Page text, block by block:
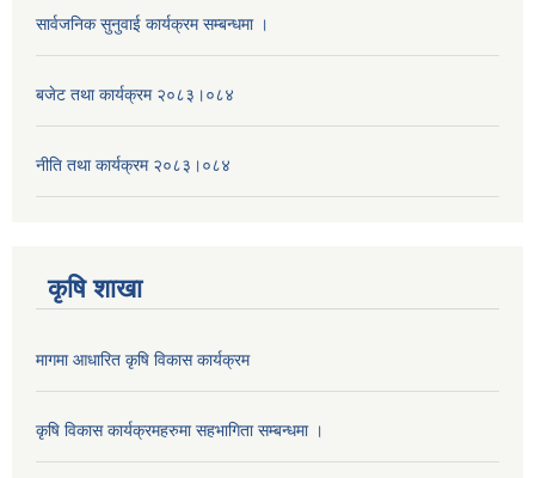
सार्वजनिक सुनुवाई कार्यक्रम सम्बन्धमा ।
बजेट तथा कार्यक्रम २०८३।०८४
नीति तथा कार्यक्रम २०८३।०८४
कृषि शाखा
मागमा आधारित कृषि विकास कार्यक्रम
कृषि विकास कार्यक्रमहरुमा सहभागिता सम्बन्धमा ।